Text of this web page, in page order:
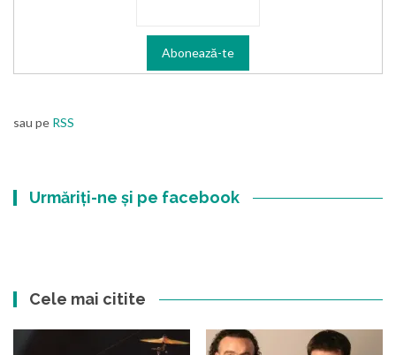
sau pe RSS
Urmăriți-ne și pe facebook
Cele mai citite